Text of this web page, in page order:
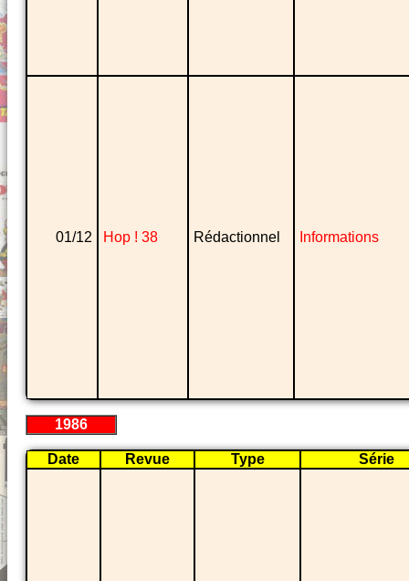
01/12 Hop ! 38 Rédactionnel Informations
1986
Date Revue Type Série